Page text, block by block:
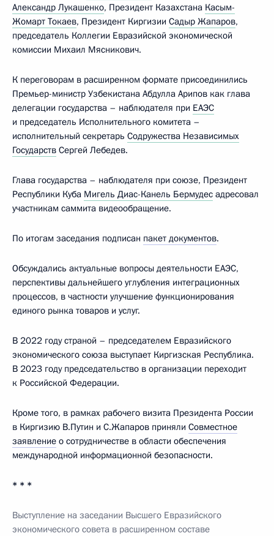
Александр Лукашенко, Президент Казахстана Касым-
Жомарт Токаев, Президент Киргизии Садыр Жапаров,
председатель Коллегии Евразийской экономической
комиссии Михаил Мясникович.
К переговорам в расширенном формате присоединились
Премьер-министр Узбекистана Абдулла Арипов как глава
делегации государства – наблюдателя при ЕАЭС
и председатель Исполнительного комитета –
исполнительный секретарь Содружества Независимых
Государств Сергей Лебедев.
Глава государства – наблюдателя при союзе, Президент
Республики Куба Мигель Диас-Канель Бермудес адресовал
участникам саммита видеообращение.
По итогам заседания подписан пакет документов.
Обсуждались актуальные вопросы деятельности ЕАЭС,
перспективы дальнейшего углубления интеграционных
процессов, в частности улучшение функционирования
единого рынка товаров и услуг.
В 2022 году страной – председателем Евразийского
экономического союза выступает Киргизская Республика.
В 2023 году председательство в организации переходит
к Российской Федерации.
Кроме того, в рамках рабочего визита Президента России
в Киргизию В.Путин и С.Жапаров приняли Совместное
заявление о сотрудничестве в области обеспечения
международной информационной безопасности.
* * *
Выступление на заседании Высшего Евразийского
экономического совета в расширенном составе